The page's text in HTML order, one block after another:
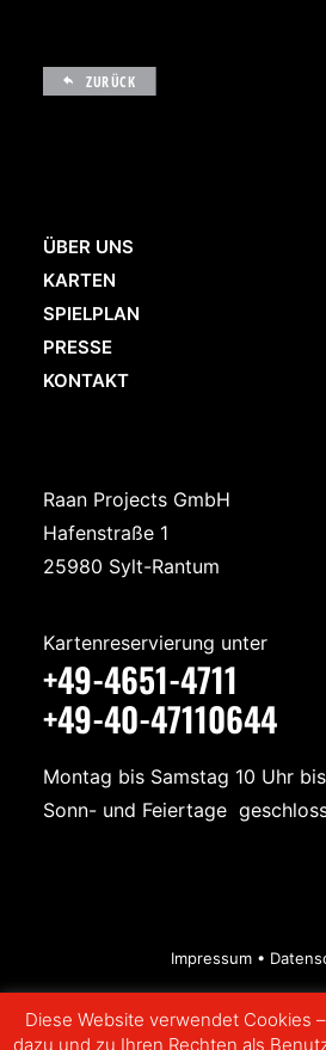
ZURÜCK
ÜBER UNS
KARTEN
SPIELPLAN
PRESSE
KONTAKT
Raan Projects GmbH
Hafenstraße 1
25980 Sylt-Rantum
Kartenreservierung unter
+49-4651-4711
+49-40-47110644
Montag bis Samstag 10 Uhr
Sonn- und Feiertage
Impressum •
Diese Website verwendet Cookies
dazu und zu Ihren Rechten als